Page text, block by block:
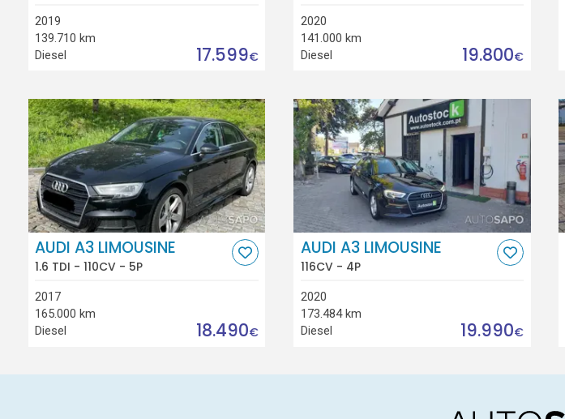
2019
139.710 km
Diesel
17.599€
2020
141.000 km
Diesel
19.800€
AUDI A3 LIMOUSINE
1.6 TDI - 110CV - 5P
2017
165.000 km
Diesel
18.490€
AUDI A3 LIMOUSINE
116CV - 4P
2020
173.484 km
Diesel
19.990€